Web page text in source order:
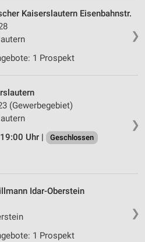
❯
Kaiserslautern Eisenbahnstr.
1 Prospekt
❯
(Gewerbegebiet)
Uhr |
Geschlossen
❯
Idar-Oberstein
1 Prospekt